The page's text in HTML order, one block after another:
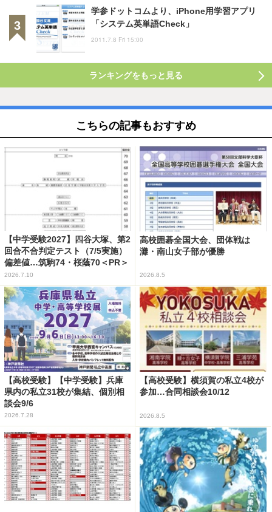
学参ドットコムより、iPhone用学習アプリ
「システム英単語Check」
2011.7.8 Fri 15:00
ランキングをもっと見る
こちらの記事もおすすめ
【中学受験2027】四谷大塚、第2
回合不合判定テスト（7/5実施）
偏差値…筑駒74・桜蔭70＜PR＞
2026.7.10
高校囲碁全国大会、団体戦は
灘・南山女子部が優勝
2026.8.5
【高校受験】【中学受験】兵庫
県内の私立31校が集結、個別相
談会9/6
2026.7.28
【高校受験】横須賀の私立4校が
参加…合同相談会10/12
2026.8.5